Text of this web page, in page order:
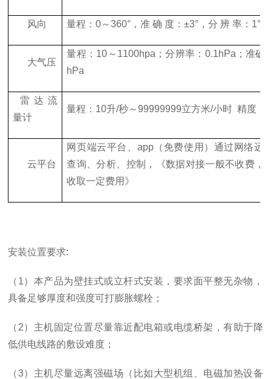
风向 量程：0～360°，准 确 度：±3°，分 辨 率： 1°；
大气压
量程： 10 ～ 1100hpa ；分辨率： 0.1hPa ；准确
hPa
雷达流
量计
量程： 10升/秒～99999999立方米/小时 精度：
云平台
网页端云平台、 app（免费使用）通过网络远
查询、分析、控制，《数据对接一般不收费，
收取一定费用》
安装位置要求:
（ 1）本产品为壁挂式或立杆式安装，要求面平整无杂物，
具备足够厚度和强度可打膨胀螺栓；
（ 2）主机固定位置尽量靠近配电箱或电缆桥架，有助于降
低供电线路的敷设难度；
（3）主机尽量远离强磁场（比如大型机组、电磁加热设备